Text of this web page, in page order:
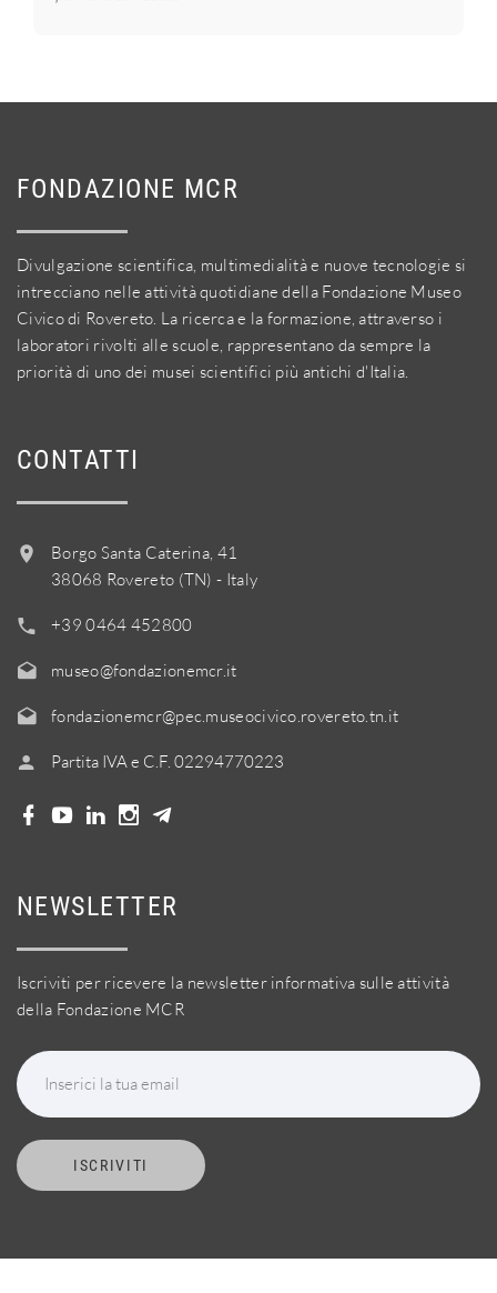
FONDAZIONE MCR
Divulgazione scientifica, multimedialità e nuove tecnologie si
intrecciano nelle attività quotidiane della Fondazione Museo
Civico di Rovereto. La ricerca e la formazione, attraverso i
laboratori rivolti alle scuole, rappresentano da sempre la
priorità di uno dei musei scientifici più antichi d'Italia.
CONTATTI
Borgo Santa Caterina, 41
38068 Rovereto (TN) - Italy
+39 0464 452800
museo@fondazionemcr.it
fondazionemcr@pec.museocivico.rovereto.tn.it
Partita IVA e C.F. 02294770223
NEWSLETTER
Iscriviti per ricevere la newsletter informativa sulle attività
della Fondazione MCR
Inserici la tua email
ISCRIVITI